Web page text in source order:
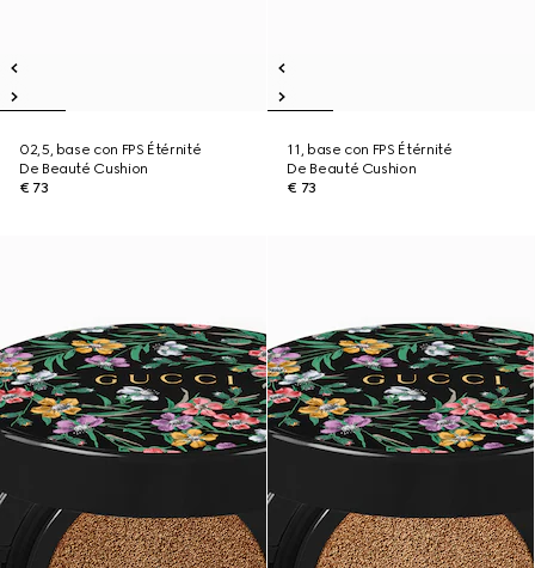
02,5, base con FPS Étérnité
De Beauté Cushion
€ 73
11, base con FPS Étérnité
De Beauté Cushion
€ 73